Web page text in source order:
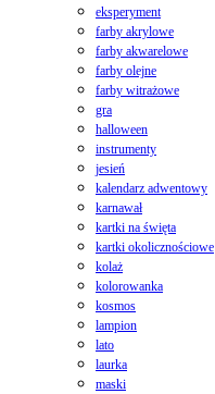
eksperyment
farby akrylowe
farby akwarelowe
farby olejne
farby witrażowe
gra
halloween
instrumenty
jesień
kalendarz adwentowy
karnawał
kartki na święta
kartki okolicznościowe
kolaż
kolorowanka
kosmos
lampion
lato
laurka
maski